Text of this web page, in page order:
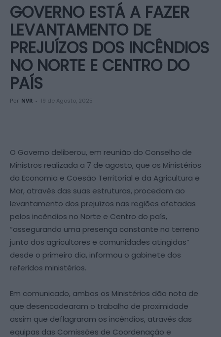
GOVERNO ESTÁ A FAZER
LEVANTAMENTO DE
PREJUÍZOS DOS INCÊNDIOS
NO NORTE E CENTRO DO
PAÍS
Por NVR - 19 de Agosto, 2025
O Governo deliberou, em reunião do Conselho de
Ministros realizada a 7 de agosto, que os Ministérios
da Economia e Coesão Territorial e da Agricultura e
Mar, através das suas estruturas, procedam ao
levantamento dos prejuízos nas regiões afetadas
pelos incêndios no Norte e Centro do país,
“assegurando uma presença constante no terreno
junto dos agricultores e comunidades atingidas”
desde o primeiro dia, informou o gabinete dos
referidos ministérios.
Em comunicado, ambos os Ministérios dão nota de
que desencadearam o trabalho de proximidade
assim que deflagraram os incêndios, através das
equipas das Comissões de Coordenação e